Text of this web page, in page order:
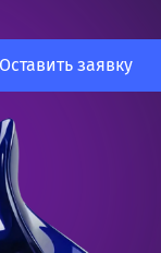
Оставить заявку